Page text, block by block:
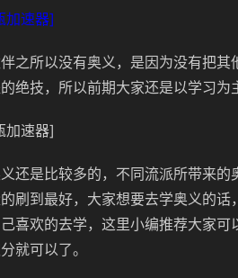
加速器]
之所以没有奥义，是因为没有把
绝技，所以前期大家还是以学习为
加速器]
还是比较多的，不同流派所带来
刷到最好，大家想要去学奥义的话
喜欢的去学，这里小编推荐大家可
就可以了。